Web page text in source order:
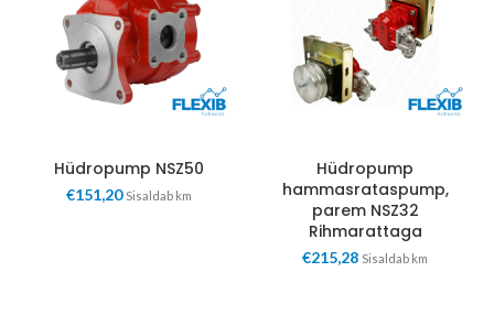
Hüdropump NSZ50
€151,20 Sisaldab km
Hüdropump
hammasrataspump,
parem NSZ32
Rihmarattaga
€215,28 Sisaldab km